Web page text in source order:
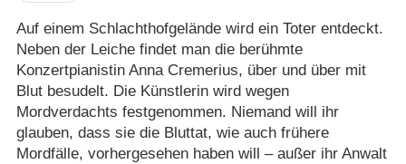
Auf einem Schlachthofgelände wird ein Toter entdeckt.
Neben der Leiche findet man die berühmte
Konzertpianistin Anna Cremerius, über und über mit
Blut besudelt. Die Künstlerin wird wegen
Mordverdachts festgenommen. Niemand will ihr
glauben, dass sie die Bluttat, wie auch frühere
Mordfälle, vorhergesehen haben will – außer ihr Anwalt